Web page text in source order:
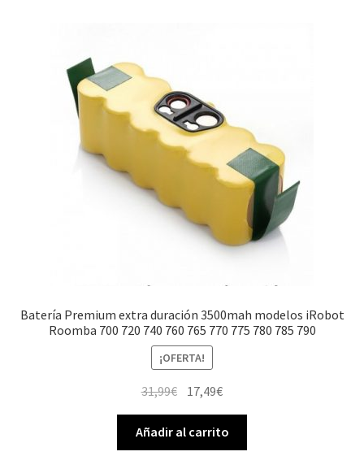
Batería Premium extra duración 3500mah modelos iRobot
Roomba 700 720 740 760 765 770 775 780 785 790
¡OFERTA!
31,99€ El
original
era:
17,49€El
actual
es:
Añadir al carrito